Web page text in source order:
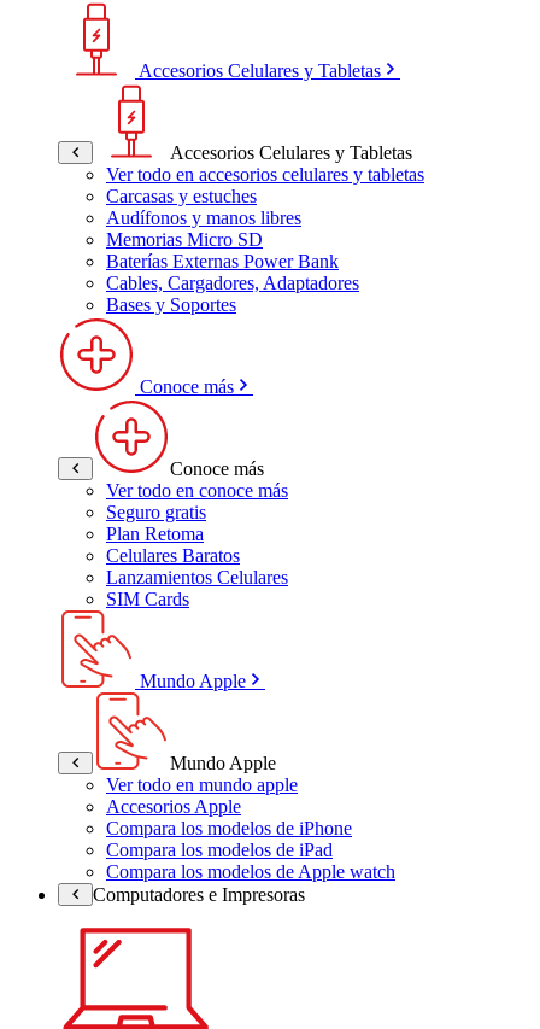
Accesorios Celulares y Tabletas
Accesorios Celulares y Tabletas
Ver todo en accesorios celulares y tabletas
Carcasas y estuches
Audífonos y manos libres
Memorias Micro SD
Baterías Externas Power Bank
Cables, Cargadores, Adaptadores
Bases y Soportes
Conoce más
Conoce más
Ver todo en conoce más
Seguro gratis
Plan Retoma
Celulares Baratos
Lanzamientos Celulares
SIM Cards
Mundo Apple
Mundo Apple
Ver todo en mundo apple
Accesorios Apple
Compara los modelos de iPhone
Compara los modelos de iPad
Compara los modelos de Apple watch
Computadores e Impresoras